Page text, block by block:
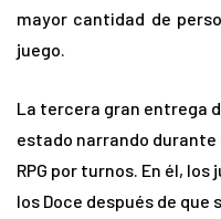
mayor cantidad de
juego.
La tercera gran entrega
estado narrando durante
RPG por turnos. En él,
los Doce después de que